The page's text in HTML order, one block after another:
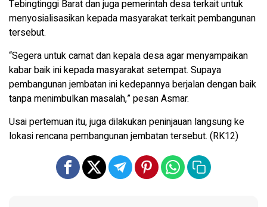
Tebingtinggi Barat dan juga pemerintah desa terkait untuk
menyosialisasikan kepada masyarakat terkait pembangunan
tersebut.
“Segera untuk camat dan kepala desa agar menyampaikan
kabar baik ini kepada masyarakat setempat. Supaya
pembangunan jembatan ini kedepannya berjalan dengan baik
tanpa menimbulkan masalah,” pesan Asmar.
Usai pertemuan itu, juga dilakukan peninjauan langsung ke
lokasi rencana pembangunan jembatan tersebut. (RK12)